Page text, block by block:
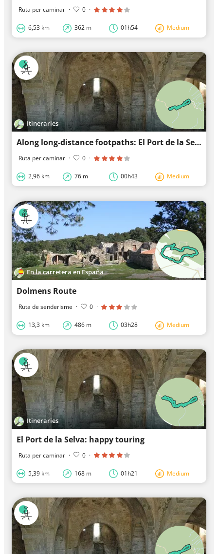
Ruta per caminar · 0 ·
6,53 km 362 m 01h54 Medium
Itineraries
Along long-distance footpaths: El Port de la Selva
Ruta per caminar · 0 ·
2,96 km 76 m 00h43 Medium
En la carretera en España
Dolmens Route
Ruta de senderisme · 0 ·
13,3 km 486 m 03h28 Medium
Itineraries
El Port de la Selva: happy touring
Ruta per caminar · 0 ·
5,39 km 168 m 01h21 Medium